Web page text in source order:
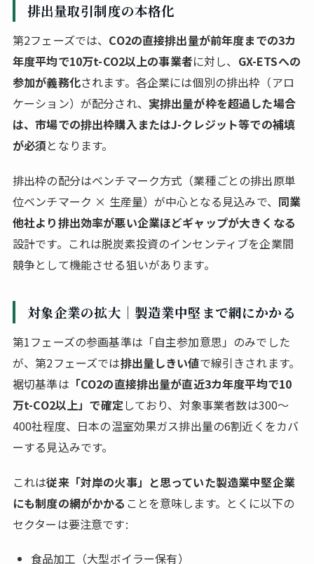
排出量取引制度の本格化
第2フェーズでは、 CO2の直接排出量が前年度までの3カ
年度平均で10万t-CO2以上の事業者に対し、 GX-ETSへの
参加が義務化されます。各企業には個別の排出枠（アロ
ケーション）が配分され、 実排出量が枠を超過した場合
は、市場での排出枠購入またはJ-クレジット等での補填
が必須となります。
排出枠の配分はベンチマーク方式（業種ごとの排出原単
位ベンチマーク × 生産量）が中心となる見込みで、 同業
他社より排出効率が悪い企業ほどギャップが大きくなる
設計です。これは脱炭素投資のインセンティブを企業間
競争として機能させる狙いがあります。
対象企業の拡大｜製造業中堅まで網にかかる
第1フェーズの参画基準は「自主参加意思」のみでした
が、第2フェーズでは排出量しきい値で線引きされます。
裾切基準は 「CO2の直接排出量が直近3カ年度平均で10
万t-CO2以上」で確定しており、対象事業者数は300〜
400社程度、日本の温室効果ガス排出量の6割近くをカバ
ーする見込みです。
これは従来「対岸の火事」と思っていた製造業中堅企業
にも制度の網がかかる ことを意味します。とくに以下の
セクターは要注意です:
食品加工（大型ボイラー保有）